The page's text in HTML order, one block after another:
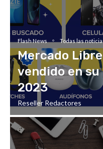
Flash News Todas las
Mercado
vendido en
2023
Reseller Redactores